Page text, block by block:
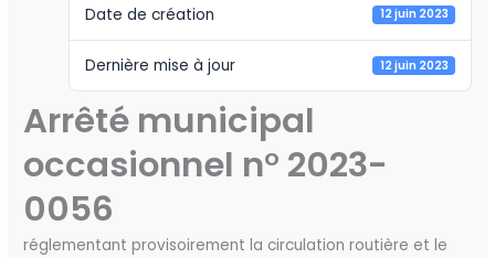
Date de création 12 juin 2023
Dernière mise à jour 12 juin 2023
Arrêté municipal
occasionnel n° 2023-
0056
réglementant provisoirement la circulation routière et le